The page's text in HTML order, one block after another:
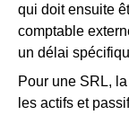
qui doit ensuite
comptable
un délai
Pour une SRL,
les actifs et